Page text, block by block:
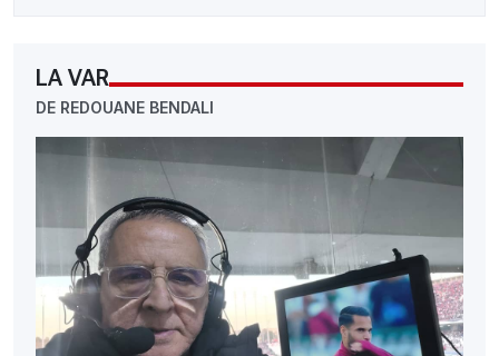
LA VAR
DE REDOUANE BENDALI